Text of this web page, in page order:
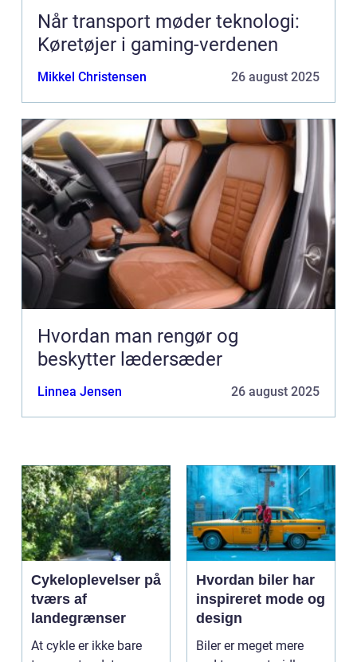
Når transport møder teknologi:
Køretøjer i gaming-verdenen
Mikkel Christensen 26 august 2025
Hvordan man rengør og
beskytter lædersæder
Linnea Jensen 26 august 2025
Cykeloplevelser på
tværs af
landegrænser
At cykle er ikke bare
Hvordan biler har
inspireret mode og
design
Biler er meget mere